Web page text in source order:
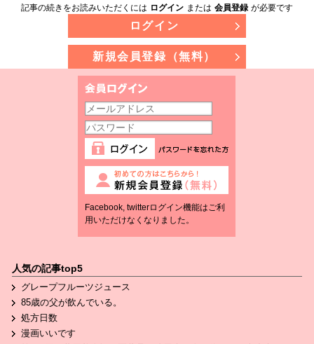
記事の続きをお読みいただくには ログイン または 会員登録 が必要です
ログイン
新規会員登録（無料）
Facebook, twitterログイン機能はご利
用いただけなくなりました。
人気の記事top5
グレープフルーツジュース
85歳の父が飲んでいる。
処方日数
漫画いいです